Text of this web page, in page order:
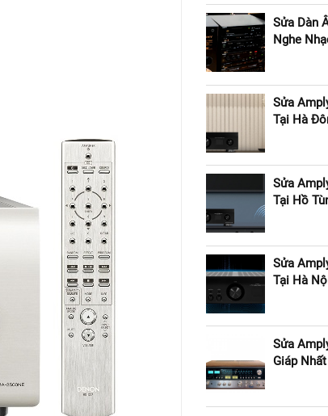
Sửa Dàn
Nghe
Sửa
Tại Hà
Sửa
Tại Hồ
Sửa
Tại Hà
Sửa
Giáp